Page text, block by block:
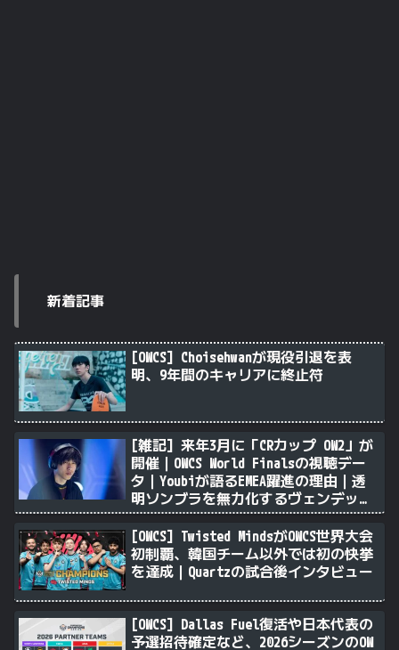
新着記事
[OWCS] Choisehwanが現役引退を表
明、9年間のキャリアに終止符
[雑記] 来年3月に「CRカップ OW2」が
開催｜OWCS World Finalsの視聴デー
タ｜Youbiが語るEMEA躍進の理由｜透
明ソンブラを無力化するヴェンデッタ
｜Stalk3rが久々のツィート ほか
[OWCS] Twisted MindsがOWCS世界大会
初制覇、韓国チーム以外では初の快挙
を達成｜Quartzの試合後インタビュー
[OWCS] Dallas Fuel復活や日本代表の
予選招待確定など、2026シーズンのOW